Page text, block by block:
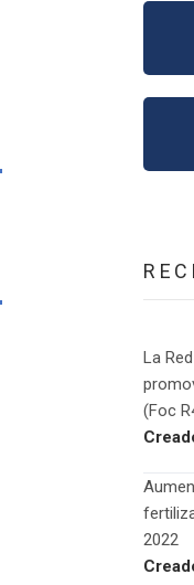
La
(Foc
2022